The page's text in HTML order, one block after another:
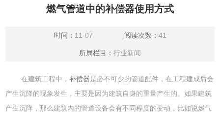
燃气管道中的补偿器使用方式
时间： 11-07 阅读次数： 41
所属栏目： 行业新闻
在建筑工程中，补偿器是必不可少的管道配件，在工程建成后会
产生沉降的现象发生，主要是因为建筑自身的重量产生的。如果建筑
产生沉降，那么建筑内的管道设备会有不同程度的变动，比如说燃气